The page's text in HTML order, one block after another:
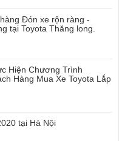
Đón xe rộn ràng -
tại Toyota Thăng long.
Hiện Chương Trình
Hàng Mua Xe Toyota Lắp
tại Hà Nội